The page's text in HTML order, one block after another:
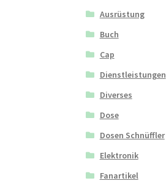
Ausrüstung
Buch
Cap
Dienstleistungen
Diverses
Dose
Dosen Schnüffler
Elektronik
Fanartikel